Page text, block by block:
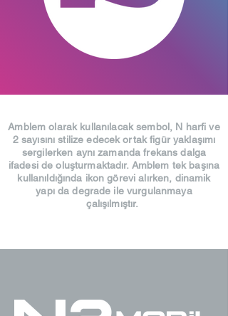
Amblem olarak kullanılacak sembol, N harfi ve
2 sayısını stilize edecek ortak figür yaklaşımı
sergilerken aynı zamanda frekans dalga
ifadesi de oluşturmaktadır. Amblem tek başına
kullanıldığında ikon görevi alırken, dinamik
yapı da degrade ile vurgulanmaya
çalışılmıştır.